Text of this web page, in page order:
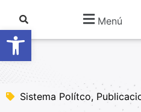
Abrir barra de
Menú
Sistema Polítco,